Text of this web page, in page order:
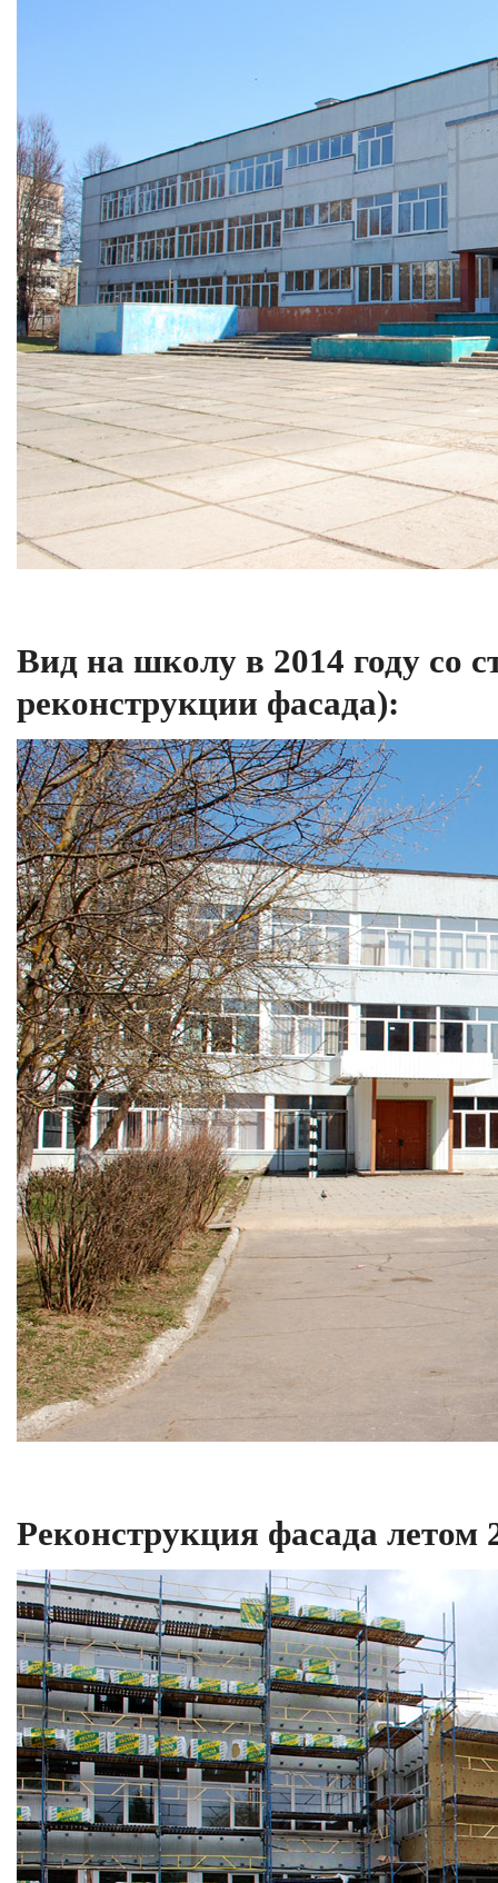
Вид на школу в 2014 году со
реконструкции фасада):
Реконструкция фасада летом